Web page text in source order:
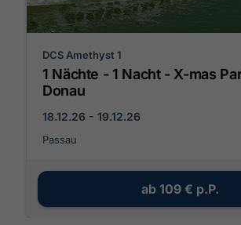
DCS Amethyst 1
1 Nächte - 1 Nacht - X-mas
Donau
18.12.26 - 19.12.26
Passau
ab 109 € p.P.